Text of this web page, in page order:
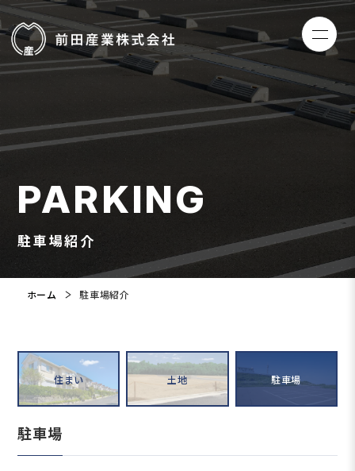
PARKING
駐車場紹介
ホーム 駐車場紹介
住まい 土地 駐車場
駐車場